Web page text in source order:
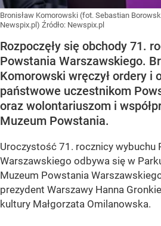
Bronisław Komorowski (fot. Sebastian
Newspix.pl) Źródło: Newspix.pl
Rozpoczęły się obchody 71.
Powstania Warszawskiego.
Komorowski wręczył ordery i
państwowe uczestnikom
oraz wolontariuszom i
Muzeum Powstania.
Uroczystość 71. rocznicy wybuchu
Warszawskiego odbywa się w
Muzeum Powstania
prezydent Warszawy Hanna
kultury Małgorzata Omilanowska.